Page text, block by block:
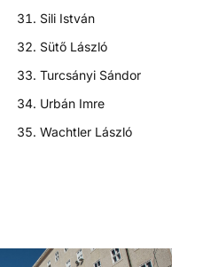
Sili István
Sütő László
Turcsányi Sándor
Urbán Imre
Wachtler László